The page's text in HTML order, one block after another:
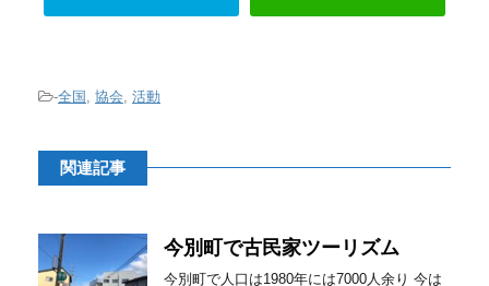
-全国 , 協会, 活動
関連記事
今別町で古民家ツーリズム
今別町で人口は1980年には7000人余り 今は